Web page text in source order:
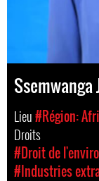
Ssemwanga
Lieu#Région:
Droits
#Droit de
#Industries